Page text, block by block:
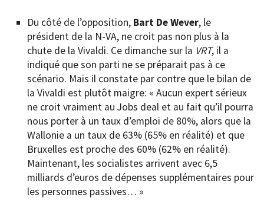
Du côté de l’opposition, Bart De Wever, le
président de la N-VA, ne croit pas non plus à la
chute de la Vivaldi. Ce dimanche sur la VRT, il a
indiqué que son parti ne se préparait pas à ce
scénario. Mais il constate par contre que le bilan de
la Vivaldi est plutôt maigre: « Aucun expert sérieux
ne croit vraiment au Jobs deal et au fait qu’il pourra
nous porter à un taux d’emploi de 80%, alors que la
Wallonie a un taux de 63% (65% en réalité) et que
Bruxelles est proche des 60% (62% en réalité).
Maintenant, les socialistes arrivent avec 6,5
milliards d’euros de dépenses supplémentaires pour
les personnes passives… »